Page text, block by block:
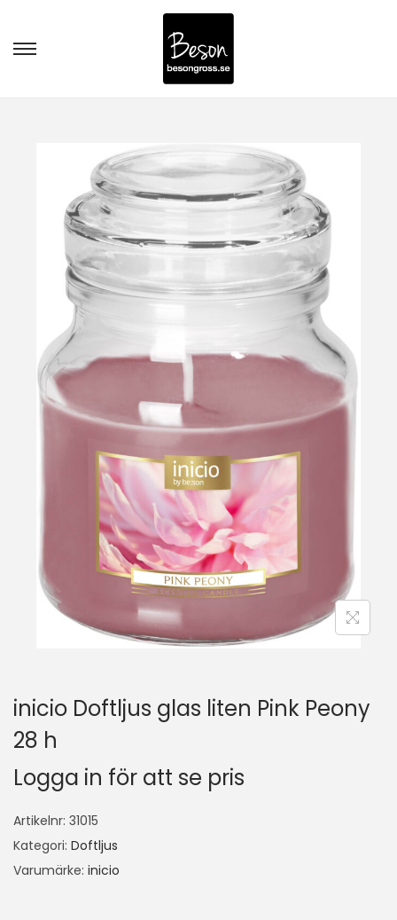
inicio Doftljus glas liten Pink Peony
28 h
Logga in för att se pris
Artikelnr: 31015
Kategori: Doftljus
Varumärke: inicio